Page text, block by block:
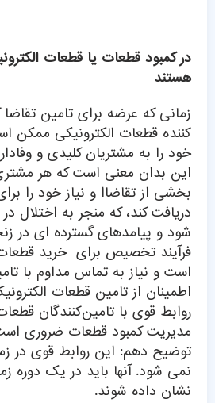
در کمبود قطعات یا قطعات
هستند
زمانی که عرضه برای تامین
کننده قطعات الکترونیکی ممکن
خود را به مشتریان کلیدی و
این بدان معنی است که هر
بخشی از تقاضاا و نیاز خود
دریافت کند، که منجر به اختلال
شود و پیامدهای گسترده ای در
فرآیند تخصیص برای خرید
است و نیاز به تماس مداوم با
اطمینان از تامین قطعات
روابط قوی با تامین‌کنندگان
مدیریت کمبود قطعات ضروری
توضیح دهم: این روابط قوی در
نمی شود. آنها باید در یک دوره
نشان داده شوند.